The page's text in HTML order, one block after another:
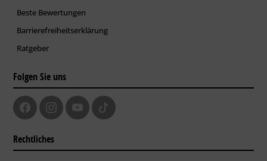
Beste Bewertungen
Barrierefreiheitserklärung
Ratgeber
Folgen Sie uns
Rechtliches